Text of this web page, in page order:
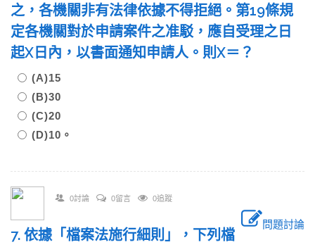
之，各機關非有法律依據不得拒絕。第19條規
定各機關對於申請案件之准駁，應自受理之日
起X日內，以書面通知申請人。則X＝？
(A)15
(B)30
(C)20
(D)10。
0討論 0留言 0追蹤
問題討論
7. 依據「檔案法施行細則」，下列檔